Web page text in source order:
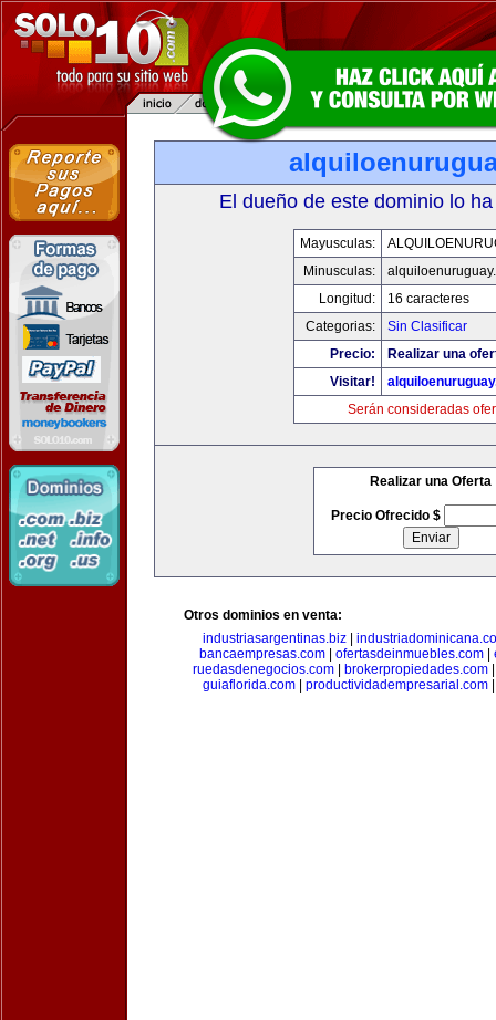
El dueño de este dominio lo
Mayusculas:
Minusculas:
Longitud:
16 caracteres
Categorias:
Sin Clasificar
Precio:
Realizar una
Visitar!
Serán consideradas
Realizar una Oferta
Precio Ofrecido $
Otros dominios en venta:
industriasargentinas.biz
bancaempresas.com
ofertasdeinmuebles.com
ruedasdenegocios.com| brokerpropiedades.com
guiaflorida.com| productividadempresarial.com